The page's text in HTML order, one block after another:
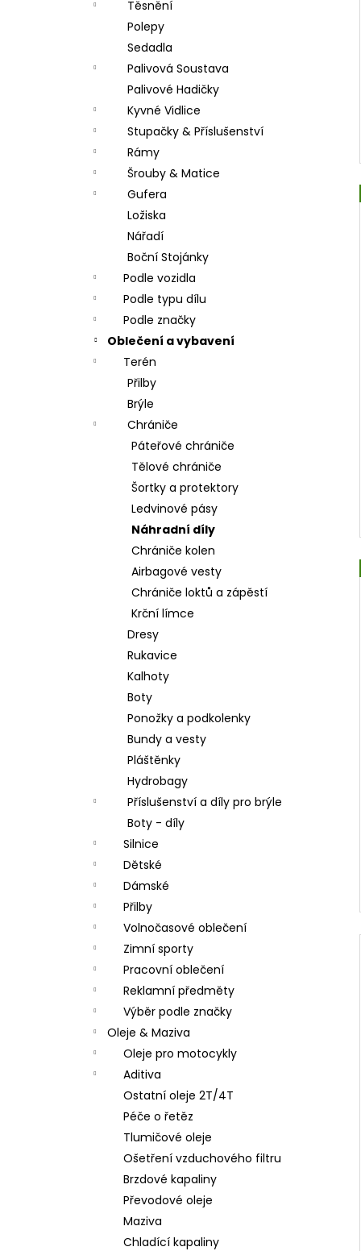
Těsnění
Polepy
Sedadla
Palivová Soustava
Palivové Hadičky
Kyvné Vidlice
Stupačky & Příslušenství
Rámy
Šrouby & Matice
Gufera
Ložiska
Nářadí
Boční Stojánky
Podle vozidla
Podle typu dílu
Podle značky
Oblečení a vybavení
Terén
Přilby
Brýle
Chrániče
Páteřové chrániče
Tělové chrániče
Šortky a protektory
Ledvinové pásy
Náhradní díly
Chrániče kolen
Airbagové vesty
Chrániče loktů a zápěstí
Krční límce
Dresy
Rukavice
Kalhoty
Boty
Ponožky a podkolenky
Bundy a vesty
Pláštěnky
Hydrobagy
Příslušenství a díly pro brýle
Boty - díly
Silnice
Dětské
Dámské
Přilby
Volnočasové oblečení
Zimní sporty
Pracovní oblečení
Reklamní předměty
Výběr podle značky
Oleje & Maziva
Oleje pro motocykly
Aditiva
Ostatní oleje 2T/4T
Péče o řetěz
Tlumičové oleje
Ošetření vzduchového filtru
Brzdové kapaliny
Převodové oleje
Maziva
Chladící kapaliny